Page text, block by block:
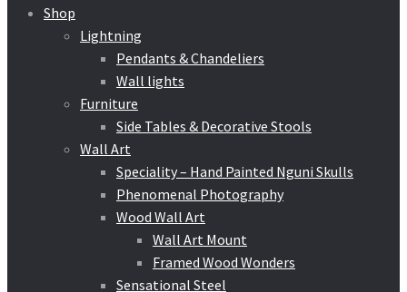
Shop
Lightning
Pendants & Chandeliers
Wall lights
Furniture
Side Tables & Decorative Stools
Wall Art
Speciality – Hand Painted Nguni Skulls
Phenomenal Photography
Wood Wall Art
Wall Art Mount
Framed Wood Wonders
Sensational Steel